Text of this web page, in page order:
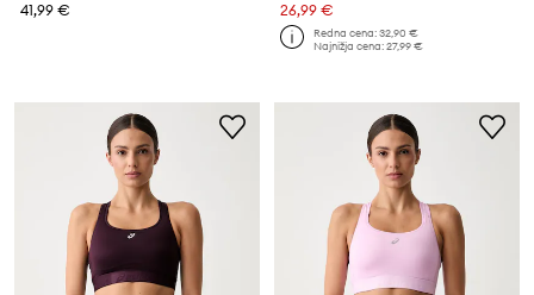
41,99 €
26,99 €
Redna cena:32,90 €
Najnižja cena:27,99 €